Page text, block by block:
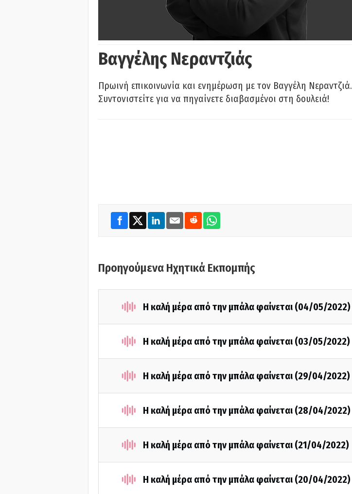
Βαγγέλης Νεραντζιάς
Πρωινή επικοινωνία και ενημέρωση με τον Βαγγέλη Νεραντζιά.
Συντονιστείτε για να πηγαίνετε διαβασμένοι στη δουλειά!
Προηγούμενα Ηχητικά Εκπομπής
Η καλή μέρα από την μπάλα φαίνεται (04/05/2022)
Η καλή μέρα από την μπάλα φαίνεται (03/05/2022)
Η καλή μέρα από την μπάλα φαίνεται (29/04/2022)
Η καλή μέρα από την μπάλα φαίνεται (28/04/2022)
Η καλή μέρα από την μπάλα φαίνεται (21/04/2022)
Η καλή μέρα από την μπάλα φαίνεται (20/04/2022)